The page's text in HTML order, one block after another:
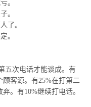
。
。
了。
。
五次电话才能谈成。有
客源。有25%在打第二
。有10%继续打电话。